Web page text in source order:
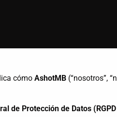
cómo AshotMB (“nosotros”,
de Protección de Datos